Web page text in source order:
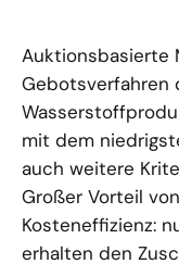
Auktionsbasierte
Gebotsverfahren
mit dem
auch weitere
Großer Vorteil
Kosteneffizienz:
erhalten den